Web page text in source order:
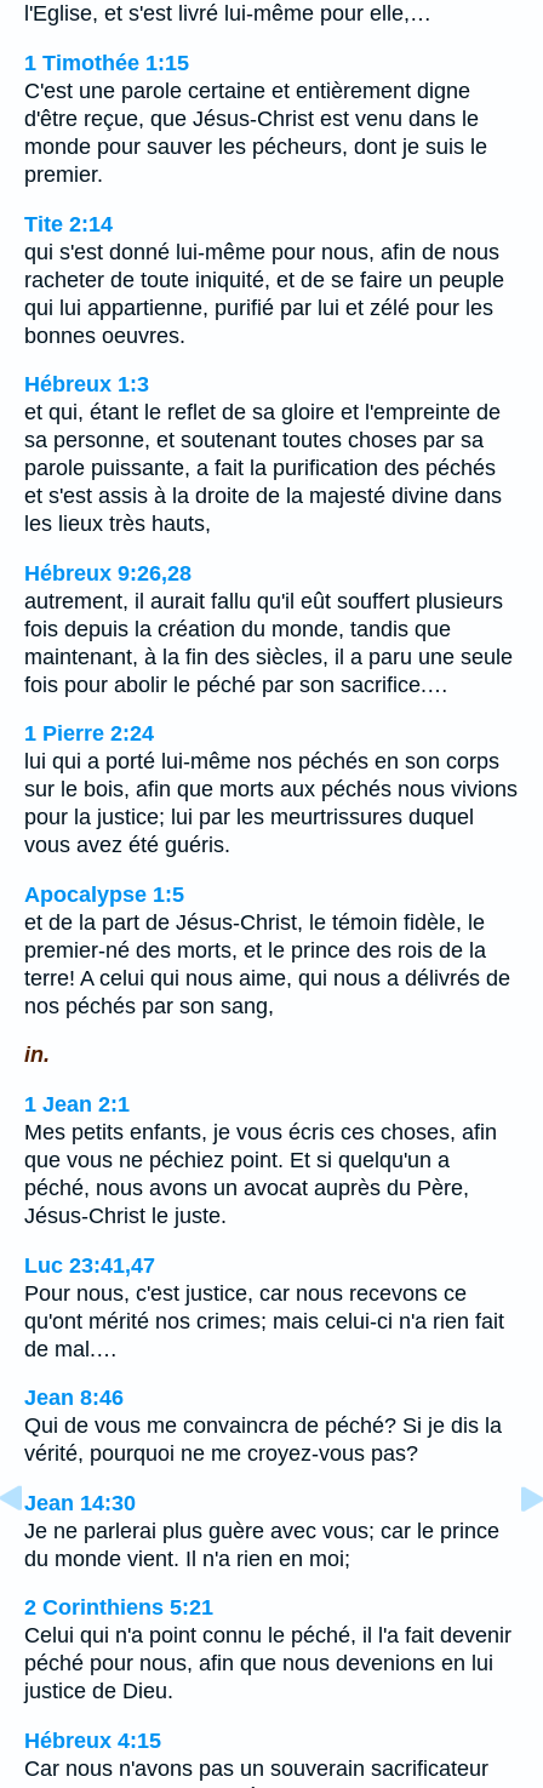
l'Eglise, et s'est livré lui-même pour elle,…
1 Timothée 1:15
C'est une parole certaine et entièrement digne
d'être reçue, que Jésus-Christ est venu dans le
monde pour sauver les pécheurs, dont je suis le
premier.
Tite 2:14
qui s'est donné lui-même pour nous, afin de nous
racheter de toute iniquité, et de se faire un peuple
qui lui appartienne, purifié par lui et zélé pour les
bonnes oeuvres.
Hébreux 1:3
et qui, étant le reflet de sa gloire et l'empreinte de
sa personne, et soutenant toutes choses par sa
parole puissante, a fait la purification des péchés
et s'est assis à la droite de la majesté divine dans
les lieux très hauts,
Hébreux 9:26,28
autrement, il aurait fallu qu'il eût souffert plusieurs
fois depuis la création du monde, tandis que
maintenant, à la fin des siècles, il a paru une seule
fois pour abolir le péché par son sacrifice.…
1 Pierre 2:24
lui qui a porté lui-même nos péchés en son corps
sur le bois, afin que morts aux péchés nous vivions
pour la justice; lui par les meurtrissures duquel
vous avez été guéris.
Apocalypse 1:5
et de la part de Jésus-Christ, le témoin fidèle, le
premier-né des morts, et le prince des rois de la
terre! A celui qui nous aime, qui nous a délivrés de
nos péchés par son sang,
in.
1 Jean 2:1
Mes petits enfants, je vous écris ces choses, afin
que vous ne péchiez point. Et si quelqu'un a
péché, nous avons un avocat auprès du Père,
Jésus-Christ le juste.
Luc 23:41,47
Pour nous, c'est justice, car nous recevons ce
qu'ont mérité nos crimes; mais celui-ci n'a rien fait
de mal.…
Jean 8:46
Qui de vous me convaincra de péché? Si je dis la
vérité, pourquoi ne me croyez-vous pas?
Jean 14:30
Je ne parlerai plus guère avec vous; car le prince
du monde vient. Il n'a rien en moi;
2 Corinthiens 5:21
Celui qui n'a point connu le péché, il l'a fait devenir
péché pour nous, afin que nous devenions en lui
justice de Dieu.
Hébreux 4:15
Car nous n'avons pas un souverain sacrificateur